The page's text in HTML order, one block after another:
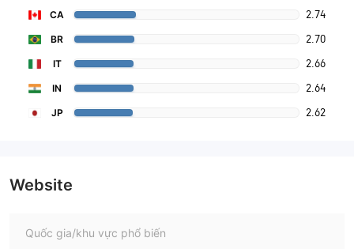
CA 2.74
BR 2.70
IT 2.66
IN 2.64
JP 2.62
Website
Quốc gia/khu vực phổ biến